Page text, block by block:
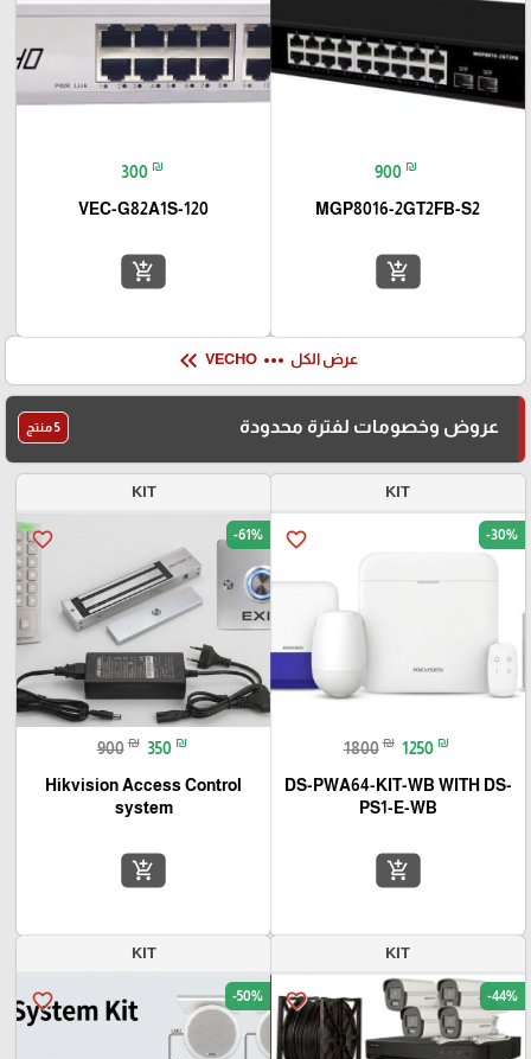
900 ₪
MGP8016-2GT2FB-S2
add_shopping_cart
300 ₪
VEC-G82A1S-120
add_shopping_cart
عرض الكل more_horiz
VECHO
keyboard_double_arrow_left
عروض وخصومات لفترة محدودة 5 منتج
KIT
favorite_border -30%
1800 ₪ 1250 ₪
DS-PWA64-KIT-WB WITH DS-
PS1-E-WB
add_shopping_cart
KIT
favorite_border -61%
900 ₪ 350 ₪
Hikvision Access Control
system
add_shopping_cart
KIT
favorite_border -44%
KIT
favorite_border -50%